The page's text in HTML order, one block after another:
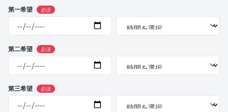
第一希望 必須
第二希望 必須
第三希望 必須